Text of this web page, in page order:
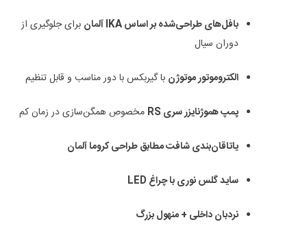
بافل‌های طراحی‌شده بر اساس IKA آلمان
برای جلوگیری از
دوران سیال
الکتروموتور موتوژن با گیربکس با دور مناسب و قابل تنظیم
پمپ هموژنایزر سری RS مخصوص همگن‌سازی در زمان کم
یاتاقان‌بندی شافت مطابق طراحی کروما آلمان
ساید گلس نوری با چراغ LED
نردبان داخلی + منهول بزرگ